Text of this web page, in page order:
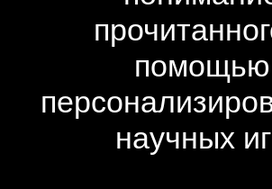
помощью
научных